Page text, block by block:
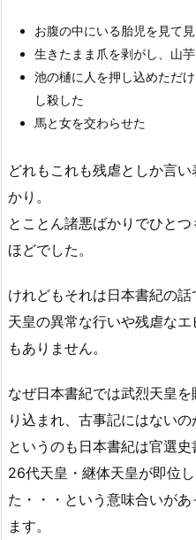
お腹の中にいる胎児を見て
生きたまま爪を剥がし、山
池の樋に人を押し込めただ
し殺した
馬と女を交わらせた
どれもこれも残虐としか言
かり。
とことん諸悪ばかりでひと
ほどでした。
けれどもそれは日本書紀の
天皇の異常な行いや残虐な
もありません。
なぜ日本書紀では武烈天皇
り込まれ、古事記にはないの
というのも日本書紀は官選
26代天皇・継体天皇が即位
た・・・という意味合いが
ます。